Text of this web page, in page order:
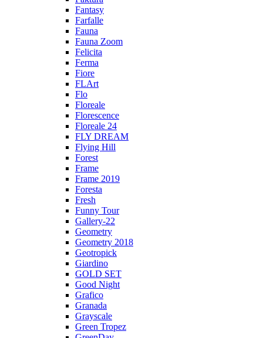
Fantasy
Farfalle
Fauna
Fauna Zoom
Felicita
Ferma
Fiore
FLArt
Flo
Floreale
Florescence
Floreale 24
FLY DREAM
Flying Hill
Forest
Frame
Frame 2019
Foresta
Fresh
Funny Tour
Gallery-22
Geometry
Geometry 2018
Geotropick
Giardino
GOLD SET
Good Night
Grafico
Granada
Grayscale
Green Tropez